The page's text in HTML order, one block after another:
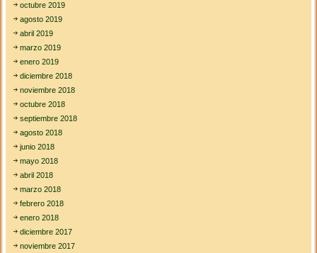
octubre 2019
agosto 2019
abril 2019
marzo 2019
enero 2019
diciembre 2018
noviembre 2018
octubre 2018
septiembre 2018
agosto 2018
junio 2018
mayo 2018
abril 2018
marzo 2018
febrero 2018
enero 2018
diciembre 2017
noviembre 2017